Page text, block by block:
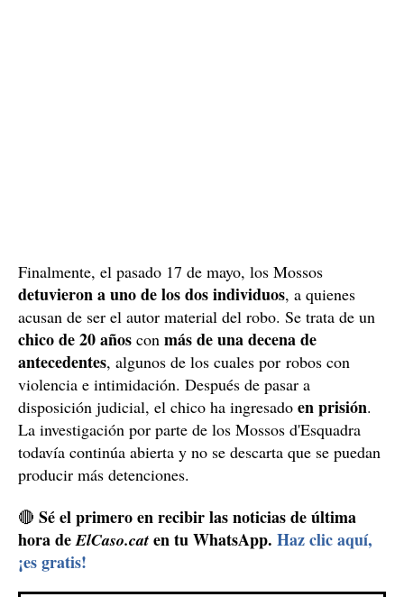
Finalmente, el pasado 17 de mayo, los Mossos
detuvieron a uno de los dos individuos, a quienes
acusan de ser el autor material del robo. Se trata de un
chico de 20 años con más de una decena de
antecedentes, algunos de los cuales por robos con
violencia e intimidación. Después de pasar a
disposición judicial, el chico ha ingresado en prisión.
La investigación por parte de los Mossos d'Esquadra
todavía continúa abierta y no se descarta que se puedan
producir más detenciones.
🔴 Sé el primero en recibir las noticias de última
hora deElCaso.cat en tu WhatsApp. Haz clic aquí,
¡es gratis!